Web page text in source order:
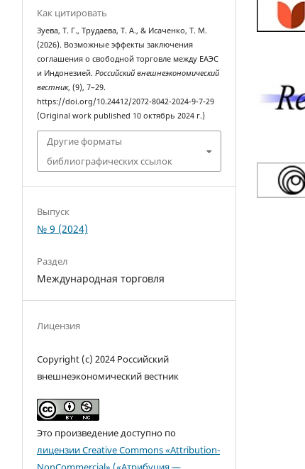
Как цитировать
Зуева, Т. Г., Трудаева, Т. А., & Исаченко, Т. М.
(2026). Возможные эффекты заключения
соглашения о свободной торговле между ЕАЭС
и Индонезией.Российский внешнеэкономический
вестник, (9), 7–29.
https://doi.org/10.24412/2072-8042-2024-9-7-29
(Original work published 10 октябрь 2024 г.)
Другие форматы
библиографических ссылок
Выпуск
№ 9 (2024)
Раздел
Международная торговля
Лицензия
Copyright (c) 2024 Российский
внешнеэкономический вестник
Это произведение доступно по
лицензии Creative Commons «Attribution-